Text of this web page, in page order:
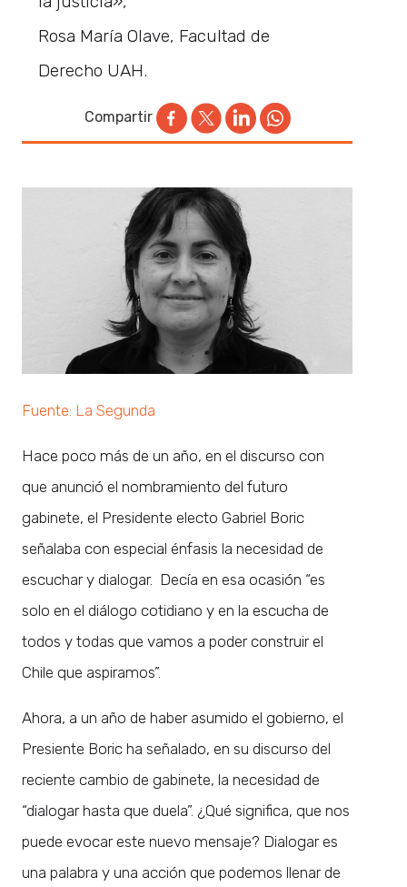
Rosa María Olave, Facultad de
Derecho UAH.
Compartir
Fuente: La Segunda
Hace poco más de un año, en el discurso con
que anunció el nombramiento del futuro
gabinete, el Presidente electo Gabriel Boric
señalaba con especial énfasis la necesidad de
escuchar y dialogar. Decía en esa ocasión “es
solo en el diálogo cotidiano y en la escucha de
todos y todas que vamos a poder construir el
Chile que aspiramos”.
Ahora, a un año de haber asumido el gobierno, el
Presiente Boric ha señalado, en su discurso del
reciente cambio de gabinete, la necesidad de
“dialogar hasta que duela”. ¿Qué significa, que nos
puede evocar este nuevo mensaje? Dialogar es
una palabra y una acción que podemos llenar de